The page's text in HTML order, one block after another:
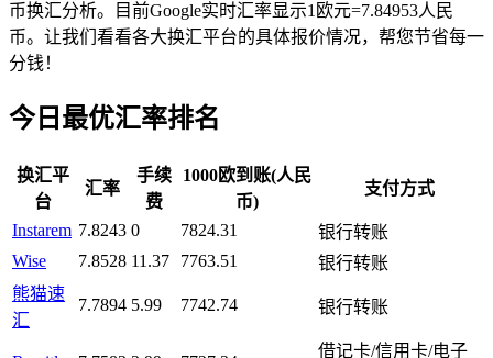
币换汇分析。目前Google实时汇率显示1欧元=7.84953人民
币。让我们看看各大换汇平台的具体报价情况，帮您节省每一
分钱！
今日最优汇率排名
换汇平
台
汇率
手续
费
1000欧到账(人民
币)
支付方式
Instarem 7.8243 0 7824.31
银行转账
Wise
7.8528 11.37 7763.51
银行转账
熊猫速
汇
7.7894 5.99 7742.74 银行转账
借记卡/信用卡/电子